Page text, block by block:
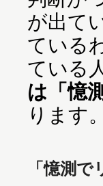
が出て
ている
ている
は「憶
ります。
「憶測